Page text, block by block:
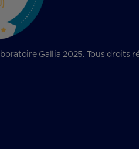
Gallia 2025. Tous droits